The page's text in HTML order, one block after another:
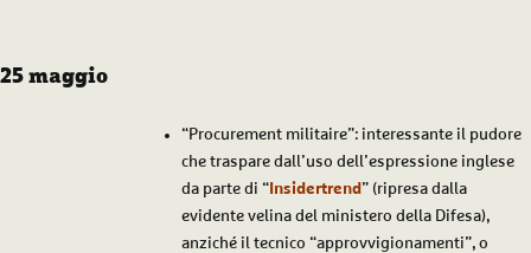
25 maggio
“Procurement militaire”: interessante il pudore
che traspare dall’uso dell’espressione inglese
da parte di “ Insidertrend ” (ripresa dalla
evidente velina del ministero della Difesa),
anziché il tecnico “approvvigionamenti”, o